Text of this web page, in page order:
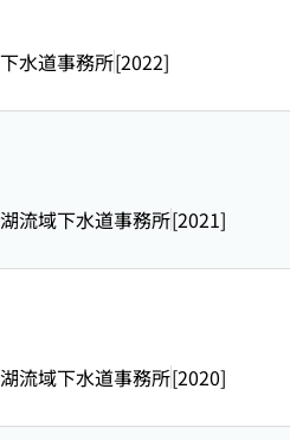
水道事務所[2022]
流域下水道事務所[2021]
流域下水道事務所[2020]